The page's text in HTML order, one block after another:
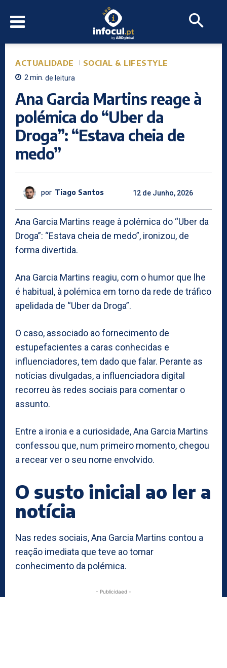
ACTUALIDADE SOCIAL & LIFESTYLE
2min. de leitura
Ana Garcia Martins reage à
polémica do “Uber da
Droga”: “Estava cheia de
medo”
por Tiago Santos 12 de Junho, 2026
Ana Garcia Martins reage à polémica do “Uber da
Droga”: “Estava cheia de medo”, ironizou, de
forma divertida.
Ana Garcia Martins reagiu, com o humor que lhe
é habitual, à polémica em torno da rede de tráfico
apelidada de “Uber da Droga”.
O caso, associado ao fornecimento de
estupefacientes a caras conhecidas e
influenciadores, tem dado que falar. Perante as
notícias divulgadas, a influenciadora digital
recorreu às redes sociais para comentar o
assunto.
Entre a ironia e a curiosidade, Ana Garcia Martins
confessou que, num primeiro momento, chegou
a recear ver o seu nome envolvido.
O susto inicial ao ler a
notícia
Nas redes sociais, Ana Garcia Martins contou a
reação imediata que teve ao tomar
conhecimento da polémica.
- Publicidaed -